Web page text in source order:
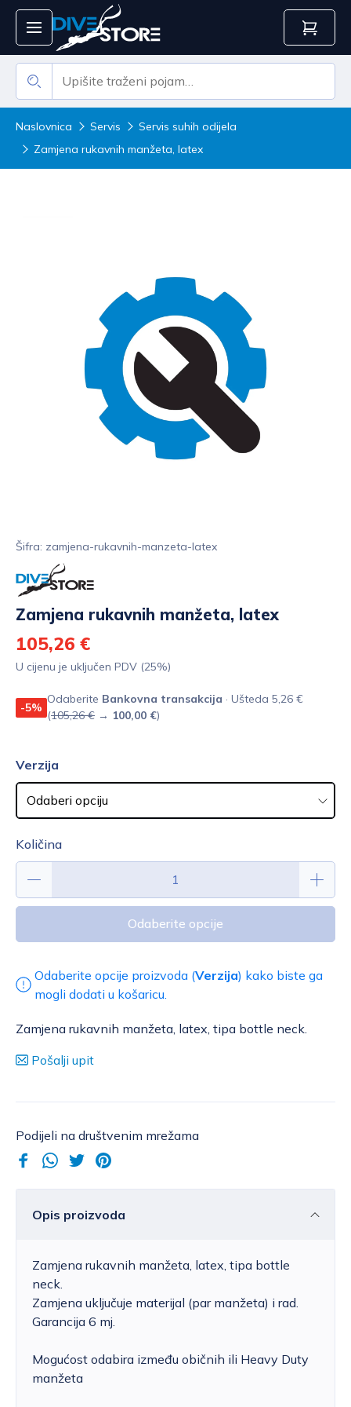
Naslovnica Servis
Servis suhih odijela
Zamjena rukavnih manžeta, latex
Šifra: zamjena-rukavnih-manzeta-latex
Zamjena rukavnih manžeta, latex
105,26 €
U cijenu je uključen PDV (25%)
-5%
Odaberite Bankovna transakcija · Ušteda 5,26 €
(105,26 € → 100,00 €)
Verzija
Količina
Odaberite opcije
Odaberite opcije proizvoda (Verzija) kako biste ga
mogli dodati u košaricu.
Zamjena rukavnih manžeta, latex, tipa bottle neck.
Pošalji upit
Podijeli na društvenim mrežama
Opis proizvoda
Zamjena rukavnih manžeta, latex, tipa bottle
neck.
Zamjena uključuje materijal (par manžeta) i rad.
Garancija 6 mj.
Mogućost odabira između običnih ili Heavy Duty
manžeta